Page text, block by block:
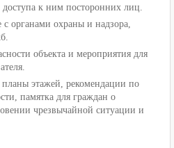
к ним посторонних лиц.
органами охраны и надзора,
объекта и мероприятия для
этажей, рекомендации по
памятка для граждан о
чрезвычайной ситуации и